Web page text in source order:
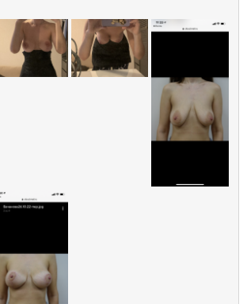
способ коррекции груди во
всём мире.
груди
груди без имплантов — можно ли
подтянуть грудь без имплантов, пластика
молочных желез с фото до и после